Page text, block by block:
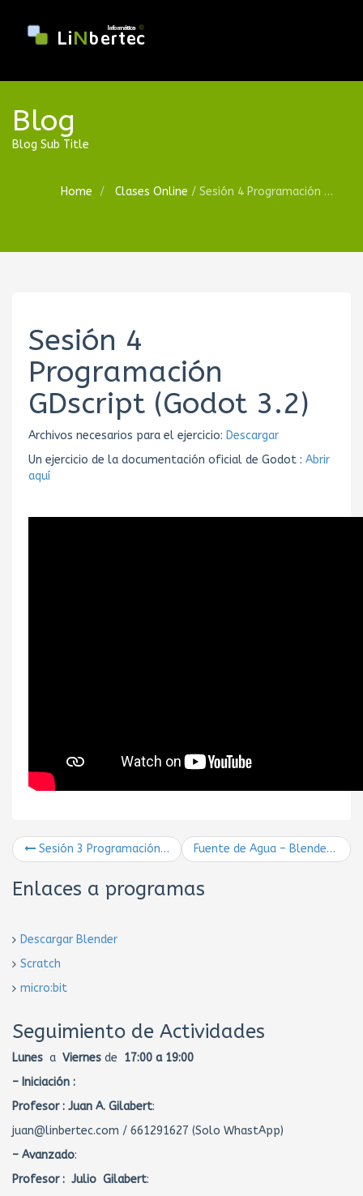
Blog
Blog Sub Title
Home Clases Online / Sesión 4 Programación GDscript (Godot 3.2)
Sesión 4
Programación
GDscript (Godot 3.2)
Archivos necesarios para el ejercicio: Descargar
Un ejercicio de la documentación oficial de Godot : Abrir
aquí
Sesión 3 Programación GDscript (Godot 3.2) Fuente de Agua – Blender 2.82 (Parte 1)
Enlaces a programas
Descargar Blender
Scratch
micro:bit
Seguimiento de Actividades
Lunes a Viernes de 17:00 a 19:00
– Iniciación :
Profesor : Juan A. Gilabert:
juan@linbertec.com / 661291627 (Solo WhastApp)
– Avanzado:
Profesor : Julio Gilabert: